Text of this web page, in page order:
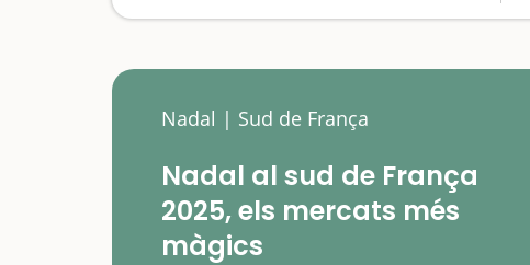
Nadal | Sud de França
Nadal al sud de França
2025, els mercats més
màgics